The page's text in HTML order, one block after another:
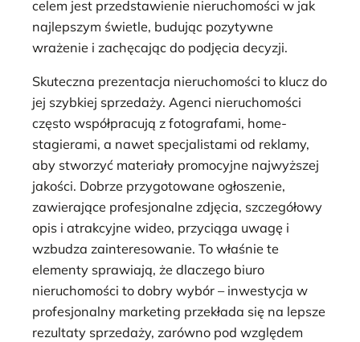
celem jest przedstawienie nieruchomości w jak
najlepszym świetle, budując pozytywne
wrażenie i zachęcając do podjęcia decyzji.
Skuteczna prezentacja nieruchomości to klucz do
jej szybkiej sprzedaży. Agenci nieruchomości
często współpracują z fotografami, home-
stagierami, a nawet specjalistami od reklamy,
aby stworzyć materiały promocyjne najwyższej
jakości. Dobrze przygotowane ogłoszenie,
zawierające profesjonalne zdjęcia, szczegółowy
opis i atrakcyjne wideo, przyciąga uwagę i
wzbudza zainteresowanie. To właśnie te
elementy sprawiają, że dlaczego biuro
nieruchomości to dobry wybór – inwestycja w
profesjonalny marketing przekłada się na lepsze
rezultaty sprzedaży, zarówno pod względem